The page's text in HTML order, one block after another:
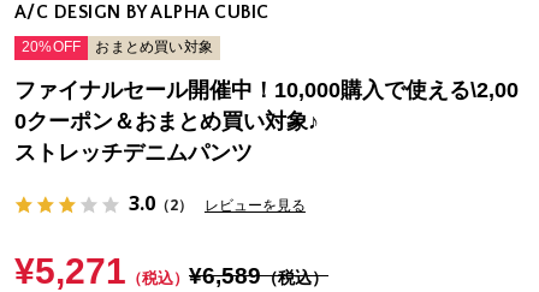
A/C DESIGN BY ALPHA CUBIC
20%OFF おまとめ買い対象
ファイナルセール開催中！10,000購入で使える\2,00
0クーポン＆おまとめ買い対象♪
ストレッチデニムパンツ
3.0（2） レビューを見る
¥5,271 （税込） ¥6,589（税込）